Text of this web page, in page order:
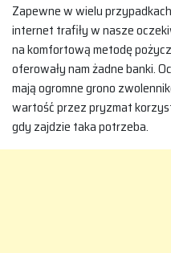
Zapewne w wielu
internet trafiły w nasze
na komfortową metodę
oferowały nam żadne banki.
mają ogromne grono
wartość przez pryzmat
gdy zajdzie taka potrzeba.